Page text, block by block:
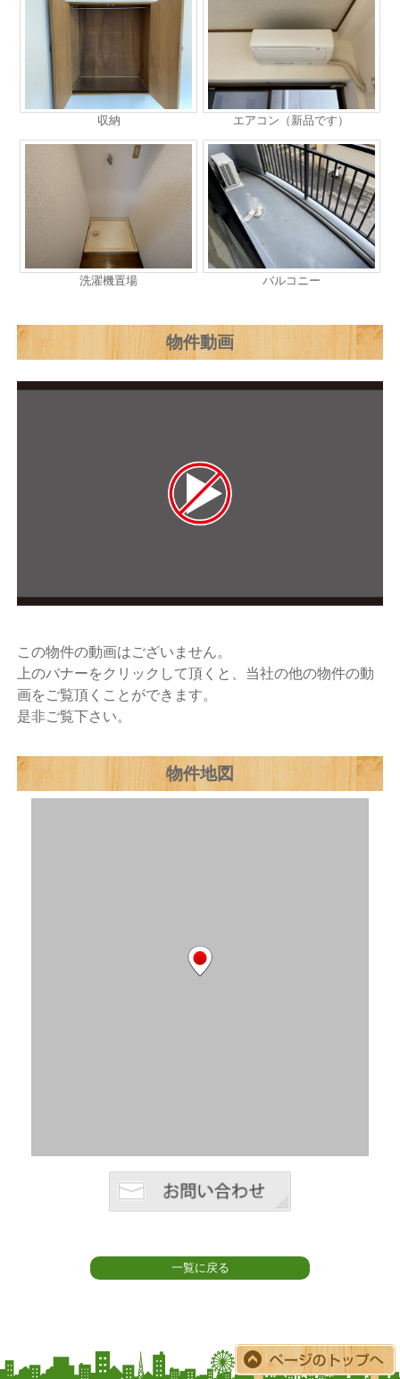
収納 エアコン（新品です）
洗濯機置場 バルコニー
物件動画
この物件の動画はございません。
上のバナーをクリックして頂くと、当社の他の物件の動
画をご覧頂くことができます。
是非ご覧下さい。
物件地図
一覧に戻る